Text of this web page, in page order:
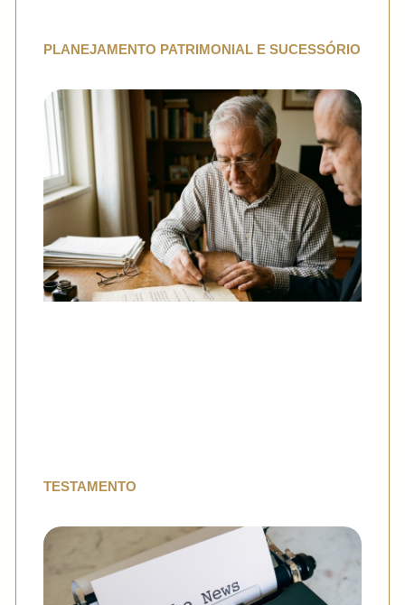
PLANEJAMENTO PATRIMONIAL E SUCESSÓRIO
TESTAMENTO